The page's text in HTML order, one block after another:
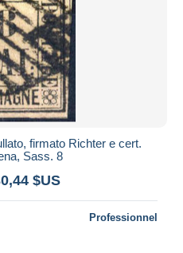
firmato Richter e cert.
Sass. 8
$US
Professionnel